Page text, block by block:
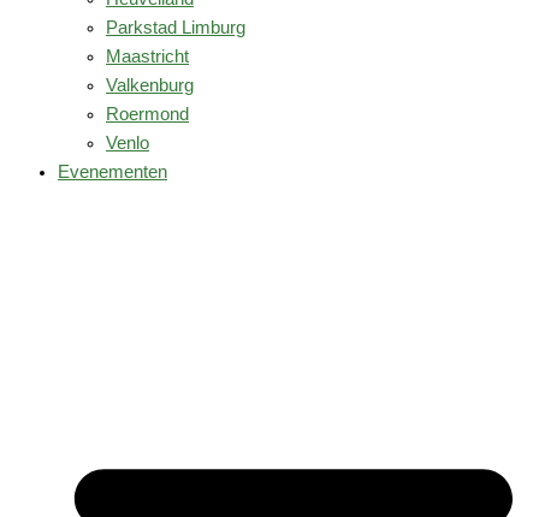
Parkstad Limburg
Maastricht
Valkenburg
Roermond
Venlo
Evenementen